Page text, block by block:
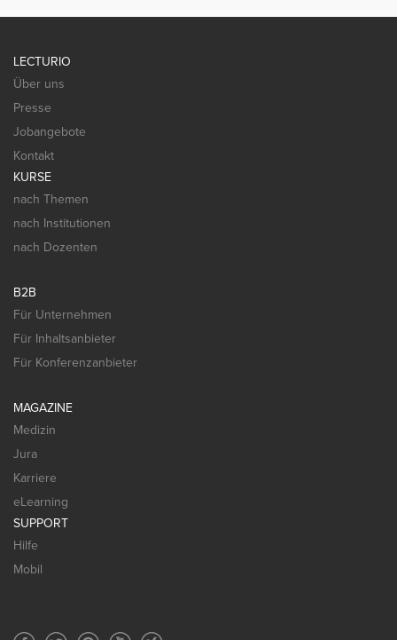
LECTURIO
Über uns
Presse
Jobangebote
Kontakt
KURSE
nach Themen
nach Institutionen
nach Dozenten
B2B
Für Unternehmen
Für Inhaltsanbieter
Für Konferenzanbieter
MAGAZINE
Medizin
Jura
Karriere
eLearning
SUPPORT
Hilfe
Mobil